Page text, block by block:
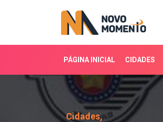
PÁGINA INICIAL CIDADES
Preso roubando
Cidades,